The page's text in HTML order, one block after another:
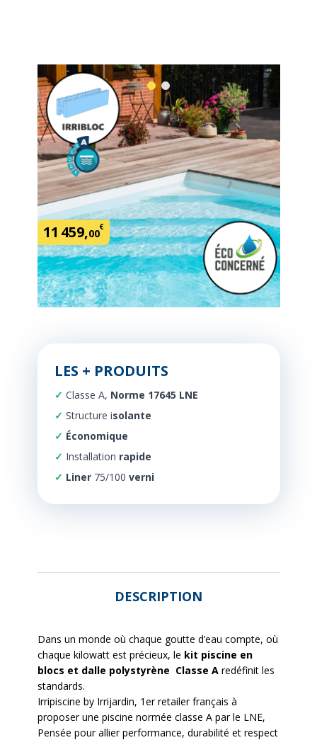
Kit Piscine Normée Classe A - 8 x 4
x 1,50 m
SKU:LB084159
11 459,00€
Demander un devis
LES + PRODUITS
Classe A, Norme 17645 LNE
Structure isolante
Économique
Installation rapide
Liner75/100 verni
DESCRIPTION
Dans un monde où chaque goutte d’eau compte, où
chaque kilowatt est précieux, le kit piscine en
blocs et dalle polystyrène Classe Aredéfinit les
standards.
Irripiscine by Irrijardin, 1er retailer français à
proposer une piscine normée classe A par le LNE,
Pensée pour allier performance, durabilité et respect